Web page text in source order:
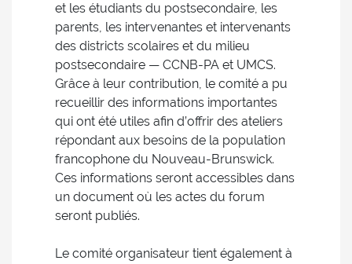
et les étudiants du postsecondaire, les
parents, les intervenantes et intervenants
des districts scolaires et du milieu
postsecondaire — CCNB-PA et UMCS.
Grâce à leur contribution, le comité a pu
recueillir des informations importantes
qui ont été utiles afin d’offrir des ateliers
répondant aux besoins de la population
francophone du Nouveau-Brunswick.
Ces informations seront accessibles dans
un document où les actes du forum
seront publiés.
Le comité organisateur tient également à